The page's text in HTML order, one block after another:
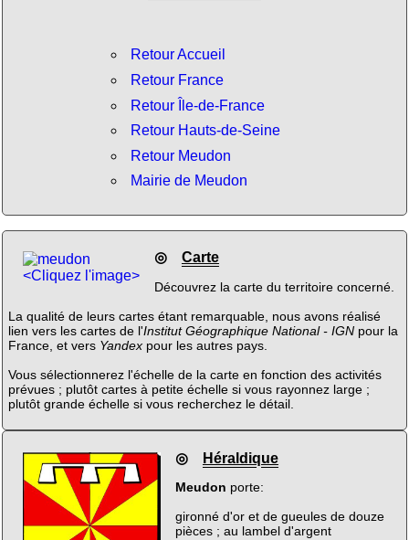
Retour Accueil
Retour France
Retour Île-de-France
Retour Hauts-de-Seine
Retour Meudon
Mairie de Meudon
<Cliquez l'image>
◎ Carte
Découvrez la carte du territoire concerné.
La qualité de leurs cartes étant remarquable, nous avons réalisé
lien vers les cartes de l'Institut Géographique National - IGNpour la
France, et vers Yandexpour les autres pays.
Vous sélectionnerez l'échelle de la carte en fonction des activités
prévues ; plutôt cartes à petite échelle si vous rayonnez large ;
plutôt grande échelle si vous recherchez le détail.
◎ Héraldique
Meudon porte:
gironné d'or et de gueules de douze
pièces ; au lambel d'argent